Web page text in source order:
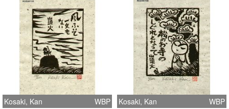
Kosaki, Kan WBP Kosaki, Kan WBP